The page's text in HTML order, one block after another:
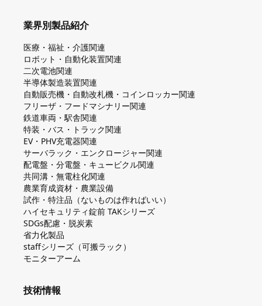
業界別製品紹介
医療・福祉・介護関連
ロボット・自動化装置関連
二次電池関連
半導体製造装置関連
自動販売機・自動改札機・コインロッカー関連
フリーザ・フードマシナリー関連
鉄道車両・駅舎関連
特装・バス・トラック関連
EV・PHV充電器関連
サーバラック・エンクロージャー関連
配電盤・分電盤・キュービクル関連
共同溝・無電柱化関連
農業育成資材・農業設備
試作・特注品（ないものは作ればいい）
ハイセキュリティ錠前 TAKシリーズ
SDGs配慮・脱炭素
省力化製品
staffシリーズ（可搬ラック）
モニターアーム
技術情報